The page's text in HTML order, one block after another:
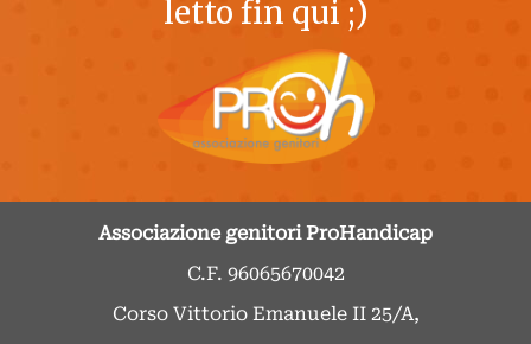
letto fin qui ;)
Associazione genitori ProHandicap
C.F. 96065670042
Corso Vittorio Emanuele II 25/A,